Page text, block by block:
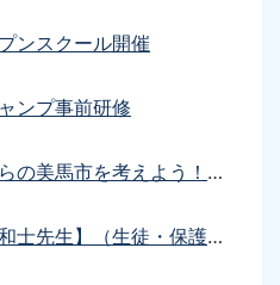
ンスクール開催
ンプ事前研修
ワークショップ「これからの美馬市を考えよう！！」
進路講演会【講師：山口和士先生】（生徒・保護者）を実施しました